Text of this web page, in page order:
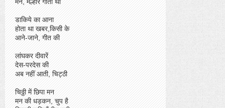
मन, मल्हार गाता था
डाकिये का आना
होता था खबर,किसी के
आने-जाने, गीत की
लांघकर दीवारें
देस-परदेस की
अब नहीं आती, चिट्ठी
चिठ्ठी में छिपा मन
मन की धड़कन, चुप है